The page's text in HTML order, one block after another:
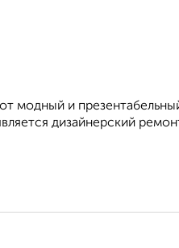
модный и
дизайнерский